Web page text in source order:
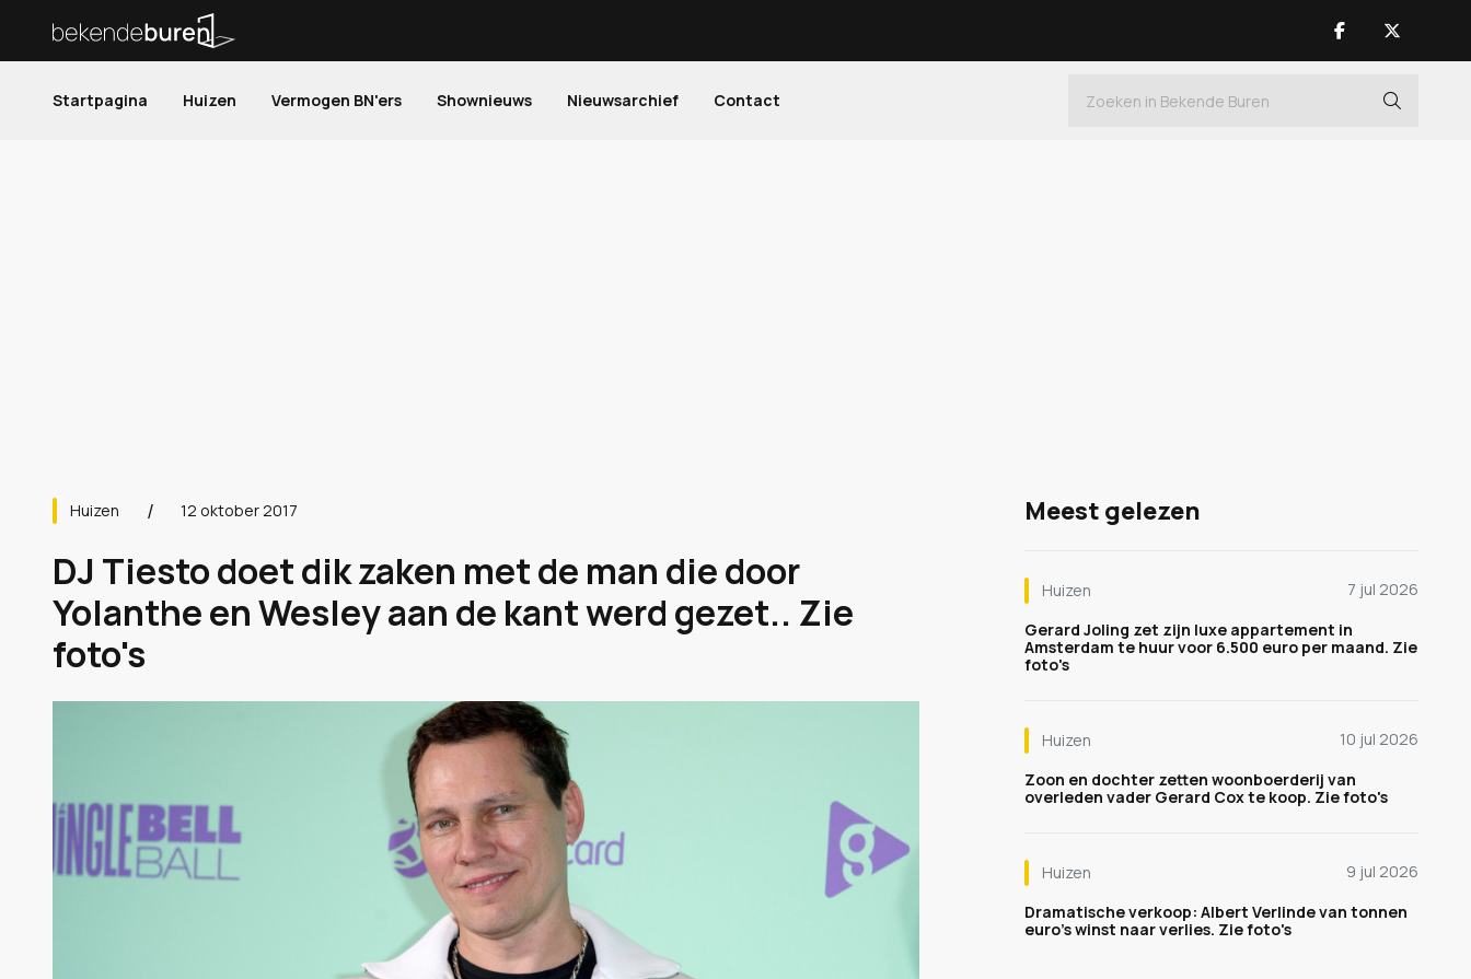
Startpagina Huizen Vermogen BN'ers Shownieuws Nieuwsarchief Contact
Huizen 12 oktober 2017
DJ Tiesto doet dik zaken met de man die door
Yolanthe en Wesley aan de kant werd gezet.. Zie
foto's
Meest gelezen
Huizen
7 jul 2026
Gerard Joling zet zijn luxe appartement in
Amsterdam te huur voor 6.500 euro per maand. Zie
foto's
Huizen
10 jul 2026
Zoon en dochter zetten woonboerderij van
overleden vader Gerard Cox te koop. Zie foto's
Huizen
9 jul 2026
Dramatische verkoop: Albert Verlinde van tonnen
euro's winst naar verlies. Zie foto's